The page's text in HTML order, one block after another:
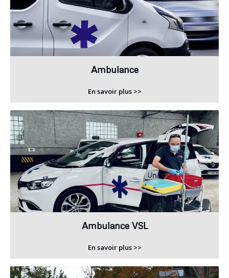
Ambulance
En savoir plus >>
Ambulance VSL
En savoir plus >>